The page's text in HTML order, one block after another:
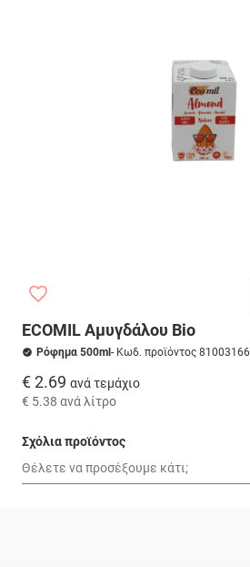
ECOMIL Αμυγδάλου Bio
Ρόφημα 500ml - Κωδ. προϊόντος 81003166
€ 2.69 ανά τεμάχιο
€ 5.38 ανά λίτρο
Σχόλια προϊόντος